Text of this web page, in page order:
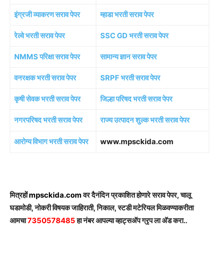
इंग्रजी व्याकरण सराव पेपर म्हाडा भरती सराव पेपर
रेल्वे भरती सराव पेपर SSC GD भरती सराव पेपर
NMMS परिक्षा सराव पेपर सामान्य ज्ञान सराव पेपर
वनरक्षक भरती सराव पेपर SRPF भरती सराव पेपर
कृषी सेवक भरती सराव पेपर जिल्हा परिषद भरती सराव पेपर
नगरपरिषद भरती सराव पेपर राज्य उत्पादन शुल्क भरती सराव पेपर
आरोग्य विभाग भरती सराव पेपर www.mpsckida.com
मित्रहोंmpsckida.comवर दैनंदिन प्रकाशित होणारे सराव पेपर, चालू
घडामोडी, नोकरी विषयक जाहिराती, निकाल, स्टडी मटेरियल मिळवण्याकरीता
आमचा7350578485हा नंबर आपल्या व्हाट्सअ‍ॅप ग्रृप ला अ‍ॅड करा..